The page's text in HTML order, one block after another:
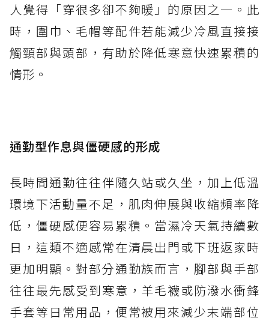
人覺得「穿很多卻不夠暖」的原因之一。此
時，圍巾、毛帽等配件若能減少冷風直接接
觸頸部與頭部，有助於降低寒意快速累積的
情形。
通勤型作息與僵硬感的形成
長時間通勤往往伴隨久站或久坐，加上低溫
環境下活動量不足，肌肉伸展與收縮頻率降
低，僵硬感便容易累積。當濕冷天氣持續數
日，這類不適感常在清晨出門或下班返家時
更加明顯。對部分通勤族而言，腳部與手部
往往最先感受到寒意，羊毛襪或防潑水衝鋒
手套等日常用品，便常被用來減少末端部位